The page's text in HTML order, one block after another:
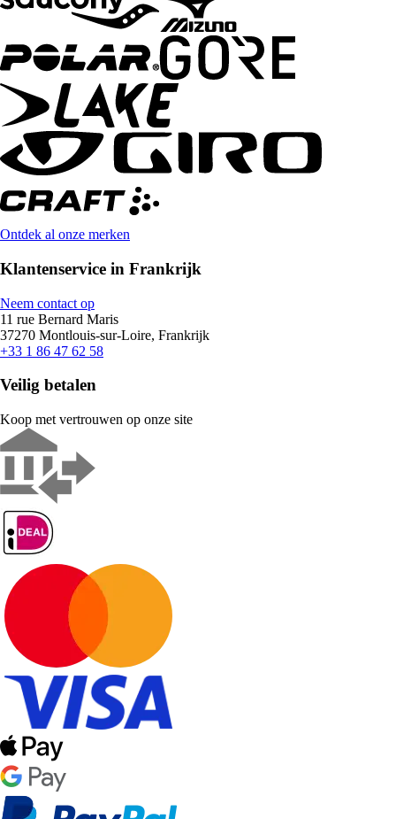
Ontdek al onze merken
Klantenservice in Frankrijk
Neem contact op
11 rue Bernard Maris
37270 Montlouis-sur-Loire, Frankrijk
+33 1 86 47 62 58
Veilig betalen
Koop met vertrouwen op onze site